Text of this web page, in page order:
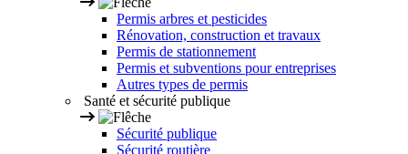
Permis arbres et pesticides
Rénovation, construction et travaux
Permis de stationnement
Permis et subventions pour entreprises
Autres types de permis
Santé et sécurité publique
Sécurité publique
Sécurité routière